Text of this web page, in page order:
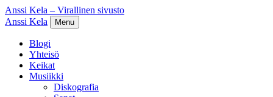
Anssi Kela – Virallinen sivusto
Anssi Kela
Menu
Blogi
Yhteisö
Keikat
Musiikki
Diskografia